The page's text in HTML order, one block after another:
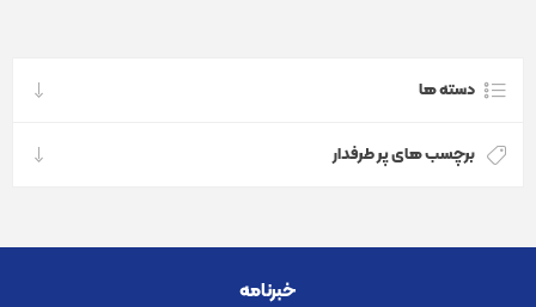
دسته ها
برچسب های پر طرفدار
خبرنامه